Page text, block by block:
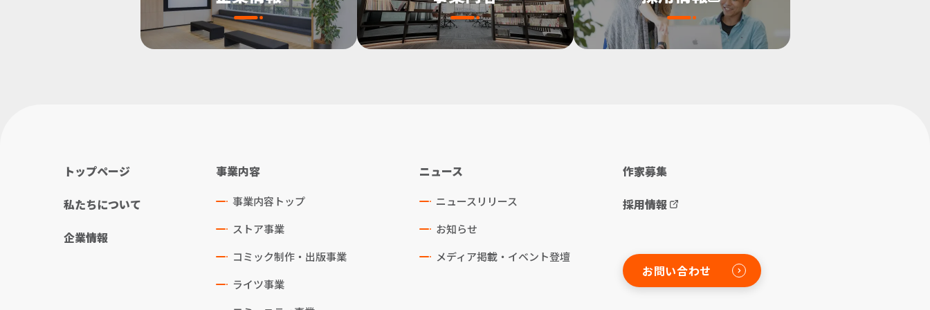
トップページ
私たちについて
企業情報
事業内容
事業内容トップ
ストア事業
コミック制作・出版事業
ライツ事業
ニュース
ニュースリリース
お知らせ
メディア掲載・イベント登壇
作家募集
採用情報
お問い合わせ